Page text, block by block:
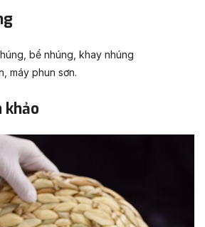
bể nhúng, khay nhúng
máy phun sơn.
khảo